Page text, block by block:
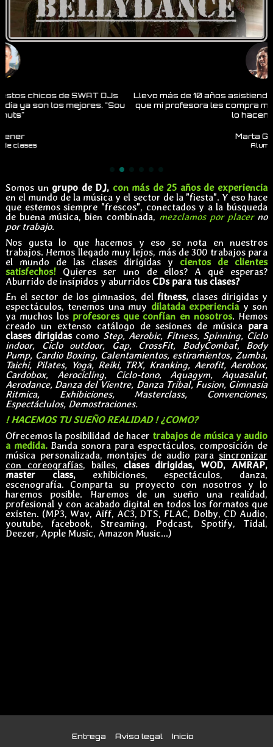
Llevo más de 10 años asistiendo a las clases de STEP en las
que mi profesora les compra musica a SWAT DJs. Cada vez
Somos un grupo de DJ, con más de 25 años de experiencia
en el mundo de la música y el sector de la "fiesta". Y eso hace
que estemos siempre "frescos", conectados y a la búsqueda
de buena música, bien combinada, mezclamos por placerno
por trabajo.
Nos gusta lo que hacemos y eso se nota en nuestros
trabajos. Hemos llegado muy lejos, más de 300 trabajos para
el mundo de las clases dirigidas y cientos de clientes
satisfechos! Quieres ser uno de ellos? A qué esperas?
Aburrido de insípidos y aburridos CDs para tus clases?
En el sector de los gimnasios, del fitness, clases dirigidas y
espectáculos, tenemos una muy dilatada experiencia y son
ya muchos los profesores que confían en nosotros. Hemos
creado un extenso catálogo de sesiones de música para
clases dirigidascomo Step, Aerobic, Fitness, Spinning, Ciclo
indoor, Ciclo outdoor, Gap, CrossFit, BodyCombat, Body
Pump, Cardio Boxing, Calentamientos, estiramientos, Zumba,
Taichi, Pilates, Yoga, Reiki, TRX, Kranking, Aerofit, Aerobox,
Cardobox, Aerocicling, Ciclo-tono, Aquagym, Aquasalut,
Aerodance, Danza del Vientre, Danza Tribal, Fusion, Gimnasia
Ritmica, Exhibiciones, Masterclass, Convenciones,
Espectáclulos, Demostraciones.
! HACEMOS TU SUEÑO REALIDAD ! ¿COMO?
Ofrecemos la posibilidad de hacer trabajos de música y audio
a medida.Banda sonora para espectáculos, composición de
música personalizada, montajes de audio para sincronizar
con coreografías, bailes, clases dirigidas, WOD, AMRAP,
master class,exhibiciones, espectáculos, danza,
escenografía. Comparta su proyecto con nosotros y lo
haremos posible. Haremos de un sueño una realidad,
profesional y con acabado digital en todos los formatos que
existen. (MP3, Wav, Aiff, AC3, DTS, FLAC, Dolby, CD Audio,
youtube, facebook, Streaming, Podcast, Spotify, Tidal,
Deezer, Apple Music, Amazon Music...)
Entrega Aviso legal Inicio